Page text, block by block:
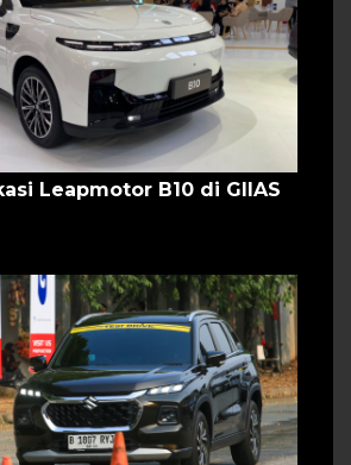
Leapmotor B10 di GIIAS